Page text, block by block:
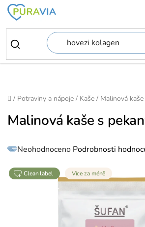
Přejít
obsah
Domů
/ Potraviny a nápoje / Kaše / Malinová
Malinová kaše s
Průměrné
hodnocení
0,0
z
5
Neohodnoceno Podrobnosti
clean label Více za méně